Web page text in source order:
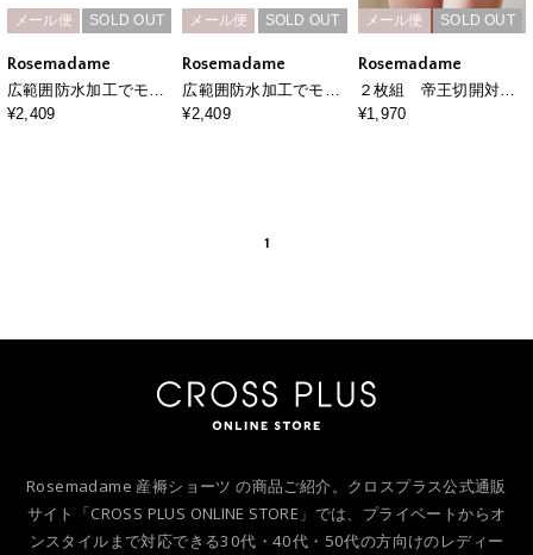
メール便 SOLD OUT
Rosemadame
広範囲防水加工でモレ
対策できる産褥ショー
¥2,409
メール便 SOLD OUT
Rosemadame
広範囲防水加工でモレ
対策できる産褥ショー
¥2,409
メール便 SOLD OUT
Rosemadame
２枚組 帝王切開対応
片開産褥ショーツ
¥1,970
1
Rosemadame 産褥ショーツ の商品ご紹介。クロスプラス公式通販
サイト「CROSS PLUS ONLINE STORE」では、プライベートからオ
ンスタイルまで対応できる30代・40代・50代の方向けのレディー